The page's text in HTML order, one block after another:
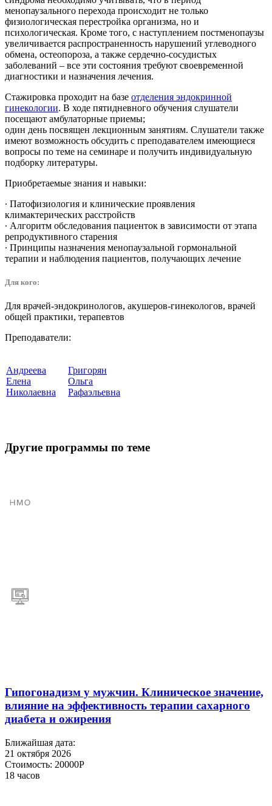
менопаузального перехода происходит не только
физиологическая перестройка организма, но и
психологическая. Кроме того, с наступлением постменопаузы
увеличивается распространенность нарушений углеводного
обмена, остеопороза, а также сердечно-сосудистых
заболеваний – все эти состояния требуют своевременной
диагностики и назначения лечения.
Стажировка проходит на базе отделения эндокринной
гинекологии. В ходе пятидневного обучения слушатели
посещают амбулаторные приемы;
один день посвящен лекционным занятиям. Слушатели также
имеют возможность обсудить с преподавателем имеющиеся
вопросы по теме на семинаре и получить индивидуальную
подборку литературы.
Приобретаемые знания и навыки:
∙ Патофизиология и клинические проявления
климактерических расстройств
∙ Алгоритм обследования пациенток в зависимости от этапа
репродуктивного старения
∙ Принципы назначения менопаузальной гормональной
терапии и наблюдения пациентов, получающих лечение
Для кого:
Для врачей-эндокринологов, акушеров-гинекологов, врачей
общей практики, терапевтов
Преподаватели:
Андреева
Елена
Николаевна
Григорян
Ольга
Рафаэльевна
Другие программы по теме
Гипогонадизм у мужчин. Клиническое значение,
влияние на эффективность терапии сахарного
диабета и ожирения
Ближайшая дата:
21 октября 2026
Стоимость: 20000Р
18 часов